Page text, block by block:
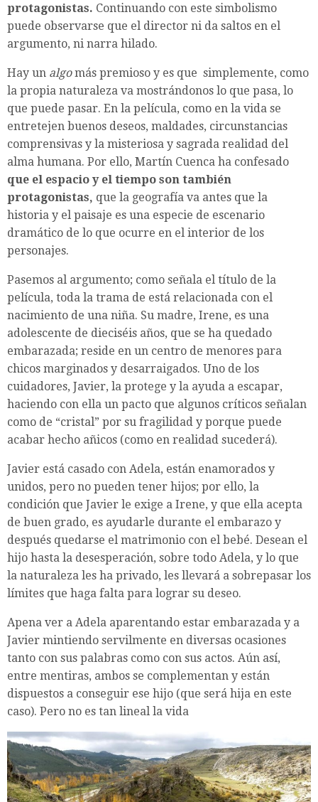
protagonistas. Continuando con este simbolismo
puede observarse que el director ni da saltos en el
argumento, ni narra hilado.
Hay un algomás premioso y es que simplemente, como
la propia naturaleza va mostrándonos lo que pasa, lo
que puede pasar. En la película, como en la vida se
entretejen buenos deseos, maldades, circunstancias
comprensivas y la misteriosa y sagrada realidad del
alma humana. Por ello, Martín Cuenca ha confesado
que el espacio y el tiempo son también
protagonistas, que la geografía va antes que la
historia y el paisaje es una especie de escenario
dramático de lo que ocurre en el interior de los
personajes.
Pasemos al argumento; como señala el título de la
película, toda la trama de está relacionada con el
nacimiento de una niña. Su madre, Irene, es una
adolescente de dieciséis años, que se ha quedado
embarazada; reside en un centro de menores para
chicos marginados y desarraigados. Uno de los
cuidadores, Javier, la protege y la ayuda a escapar,
haciendo con ella un pacto que algunos críticos señalan
como de “cristal” por su fragilidad y porque puede
acabar hecho añicos (como en realidad sucederá).
Javier está casado con Adela, están enamorados y
unidos, pero no pueden tener hijos; por ello, la
condición que Javier le exige a Irene, y que ella acepta
de buen grado, es ayudarle durante el embarazo y
después quedarse el matrimonio con el bebé. Desean el
hijo hasta la desesperación, sobre todo Adela, y lo que
la naturaleza les ha privado, les llevará a sobrepasar los
límites que haga falta para lograr su deseo.
Apena ver a Adela aparentando estar embarazada y a
Javier mintiendo servilmente en diversas ocasiones
tanto con sus palabras como con sus actos. Aún así,
entre mentiras, ambos se complementan y están
dispuestos a conseguir ese hijo (que será hija en este
caso). Pero no es tan lineal la vida